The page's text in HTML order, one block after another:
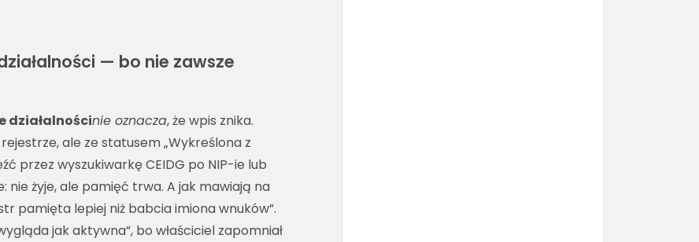
— bo nie zawsze
działalnościnie oznacza, że wpis znika.
ale ze statusem „Wykreślona z
przez wyszukiwarkę CEIDG po NIP-ie lub
nie żyje, ale pamięć trwa. A jak mawiają na
pamięta lepiej niż babcia imiona wnuków”.
jak aktywna”, bo właściciel zapomniał